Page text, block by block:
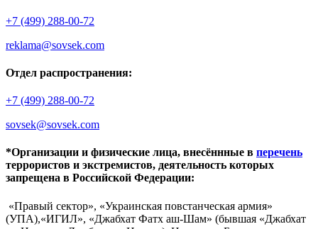
+7 (499) 288-00-72
reklama@sovsek.com
Отдел распространения:
+7 (499) 288-00-72
sovsek@sovsek.com
*Организации и физические лица, внесённные в перечень
террористов и экстремистов, деятельность которых
запрещена в Российской Федерации:
«Правый сектор», «Украинская повстанческая армия»
(УПА),«ИГИЛ», «Джабхат Фатх аш-Шам» (бывшая «Джабхат